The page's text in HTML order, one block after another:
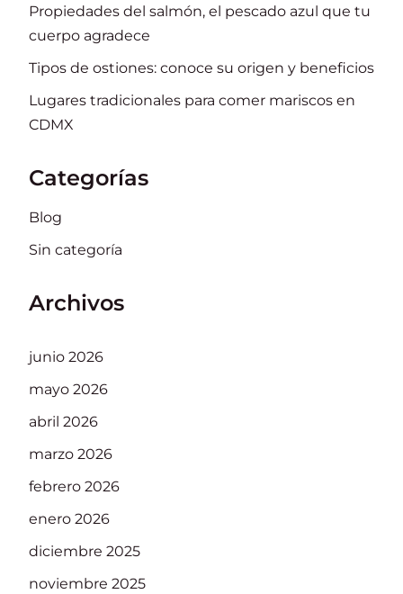
Propiedades del salmón, el pescado azul que tu
cuerpo agradece
Tipos de ostiones: conoce su origen y beneficios
Lugares tradicionales para comer mariscos en
CDMX
Categorías
Blog
Sin categoría
Archivos
junio 2026
mayo 2026
abril 2026
marzo 2026
febrero 2026
enero 2026
diciembre 2025
noviembre 2025